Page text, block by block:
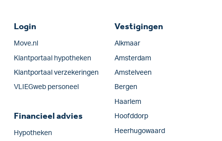
Login
Move.nl
Klantportaal hypotheken
Klantportaal verzekeringen
VLIEGweb personeel
Financieel advies
Hypotheken
Vestigingen
Alkmaar
Amsterdam
Amstelveen
Bergen
Haarlem
Hoofddorp
Heerhugowaard